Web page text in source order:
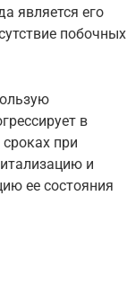
является его
побочных
в
при
и
ее состояния